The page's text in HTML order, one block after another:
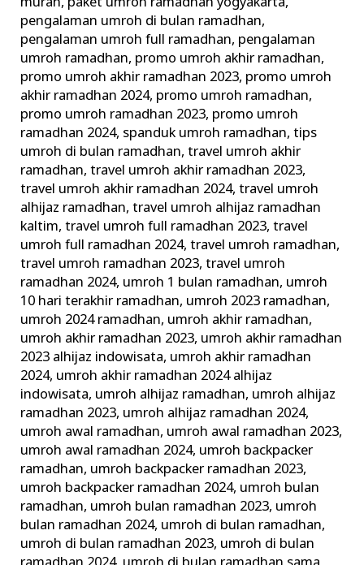
pengalaman umroh di bulan ramadhan,
pengalaman umroh full ramadhan, pengalaman
umroh ramadhan, promo umroh akhir ramadhan,
promo umroh akhir ramadhan 2023, promo umroh
akhir ramadhan 2024, promo umroh ramadhan,
promo umroh ramadhan 2023, promo umroh
ramadhan 2024, spanduk umroh ramadhan,tips
umroh di bulan ramadhan,travel umroh akhir
ramadhan,travel umroh akhir ramadhan 2023,
travel umroh akhir ramadhan 2024,travel umroh
alhijaz ramadhan,travel umroh alhijaz ramadhan
kaltim,travel umroh full ramadhan 2023,travel
umroh full ramadhan 2024,travel umroh ramadhan,
travel umroh ramadhan 2023,travel umroh
ramadhan 2024, umroh 1 bulan ramadhan, umroh
10 hari terakhir ramadhan, umroh 2023 ramadhan,
umroh 2024 ramadhan, umroh akhir ramadhan,
umroh akhir ramadhan 2023, umroh akhir ramadhan
2023 alhijaz indowisata, umroh akhir ramadhan
2024, umroh akhir ramadhan 2024 alhijaz
indowisata, umroh alhijaz ramadhan, umroh alhijaz
ramadhan 2023, umroh alhijaz ramadhan 2024,
umroh awal ramadhan, umroh awal ramadhan 2023,
umroh awal ramadhan 2024, umroh backpacker
ramadhan, umroh backpacker ramadhan 2023,
umroh backpacker ramadhan 2024, umroh bulan
ramadhan, umroh bulan ramadhan 2023, umroh
bulan ramadhan 2024, umroh di bulan ramadhan,
umroh di bulan ramadhan 2023, umroh di bulan